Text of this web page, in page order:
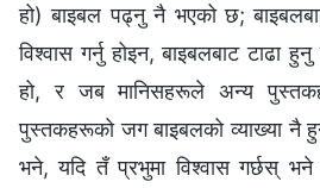
हो) बाइबल पढ्नु नै भएको छ;
विश्‍वास गर्नु होइन, बाइबलबाट टाढा हुनु
हो, र जब मानिसहरूले अन्य
पुस्तकहरूको जग बाइबलको व्याख्या नै
भने, यदि तँ प्रभुमा विश्‍वास गर्छस्